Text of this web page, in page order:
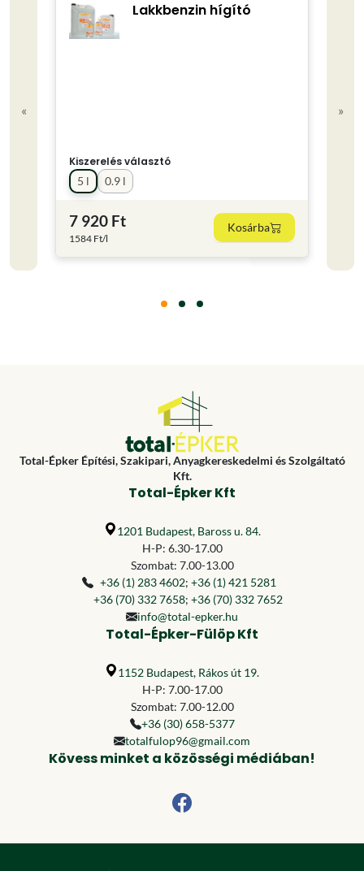
«
Lakkbenzin hígító
Kiszerelés választó
0.9 l
5 l
7 920 Ft
1584 Ft/l
Kosárba
»
Total-Épker Építési, Szakipari, Anyagkereskedelmi és Szolgáltató
Kft.
Total-Épker Kft
1201 Budapest, Baross u. 84.
H-P: 6.30-17.00
Szombat: 7.00-13.00
+36 (1) 283 4602; +36 (1) 421 5281
+36 (70) 332 7658; +36 (70) 332 7652
info@total-epker.hu
Total-Épker-Fülöp Kft
1152 Budapest, Rákos út 19.
H-P: 7.00-17.00
Szombat: 7.00-12.00
+36 (30) 658-5377
totalfulop96@gmail.com
Kövess minket a közösségi médiában!